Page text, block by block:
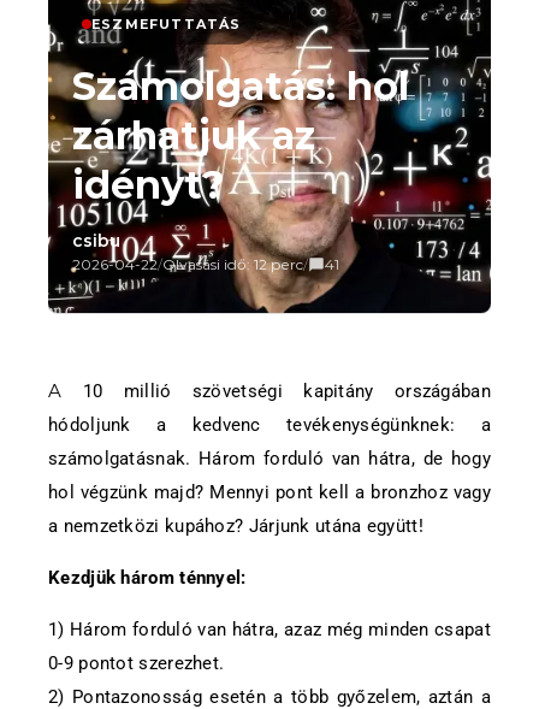
ESZMEFUTTATÁS
Számolgatás: hol
zárhatjuk az
idényt?
csibu
2026-04-22/Olvasási idő: 12 perc/ 41
A 10 millió szövetségi kapitány országában
hódoljunk a kedvenc tevékenységünknek: a
számolgatásnak. Három forduló van hátra, de hogy
hol végzünk majd? Mennyi pont kell a bronzhoz vagy
a nemzetközi kupához? Járjunk utána együtt!
Kezdjük három ténnyel:
1) Három forduló van hátra, azaz még minden csapat
0-9 pontot szerezhet.
2) Pontazonosság esetén a több győzelem, aztán a